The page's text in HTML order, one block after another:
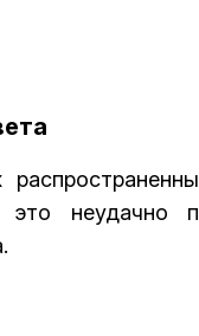
это неудачно